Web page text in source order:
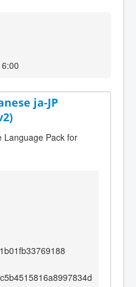
ja-JP
Language Pack for